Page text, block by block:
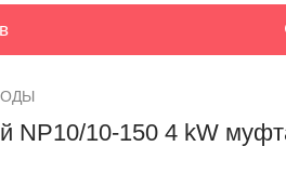
NP10/10-150 4 kW